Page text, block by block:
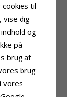
Hverdage
HAR
til
vise dig
og
på
brug af
brug
vores